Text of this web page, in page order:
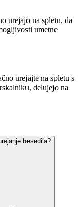
urejajo na spletu, da
umetne
urejajte na spletu s
delujejo na
besedila?